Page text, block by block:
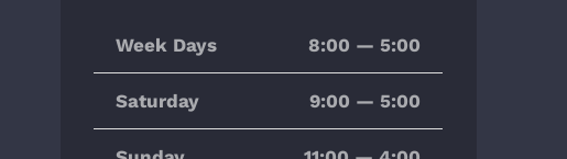
Week Days 8:00 — 5:00
Saturday 9:00 — 5:00